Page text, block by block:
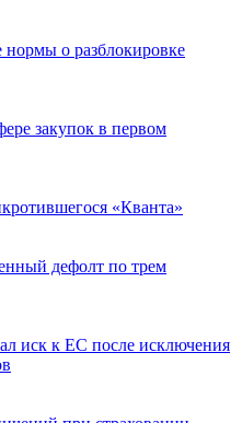
о разблокировке
закупок в первом
«Кванта»
дефолт по трем
иск к ЕС после исключения